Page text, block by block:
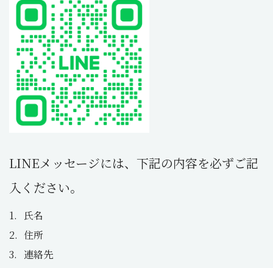
LINEメッセージには、下記の内容を必ずご記
入ください。
氏名
住所
連絡先